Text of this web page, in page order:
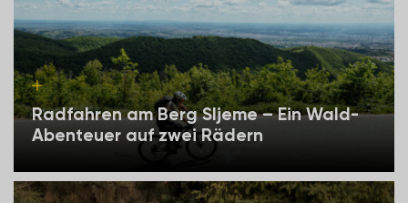
Radfahren am Berg Sljeme – Ein Wald-
Abenteuer auf zwei Rädern